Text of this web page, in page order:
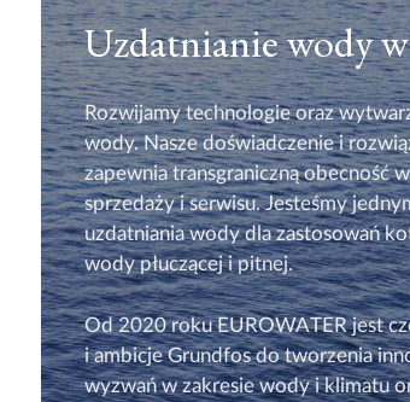
Uzdatnianie wody
Rozwijamy technologie oraz
wody. Nasze doświadczenie i
zapewnia transgraniczną obecność
sprzedaży i serwisu. Jesteśmy
uzdatniania wody dla zastosowań
wody płuczącej i pitnej.
Od 2020 roku EUROWATER jest
i ambicje Grundfos do tworzenia
wyzwań w zakresie wody i klimatu